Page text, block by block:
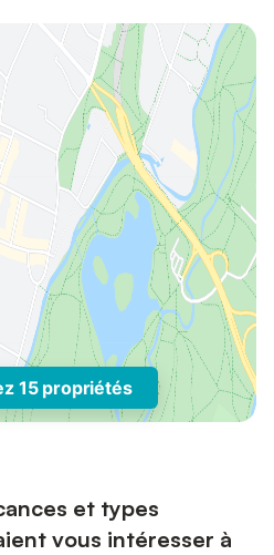
15 propriétés
et types
vous intéresser à